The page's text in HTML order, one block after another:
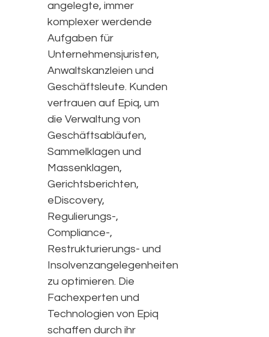
angelegte, immer
komplexer werdende
Aufgaben für
Unternehmensjuristen,
Anwaltskanzleien und
Geschäftsleute. Kunden
vertrauen auf Epiq, um
die Verwaltung von
Geschäftsabläufen,
Sammelklagen und
Massenklagen,
Gerichtsberichten,
eDiscovery,
Regulierungs-,
Compliance-,
Restrukturierungs- und
Insolvenzangelegenheiten
zu optimieren. Die
Fachexperten und
Technologien von Epiq
schaffen durch ihr